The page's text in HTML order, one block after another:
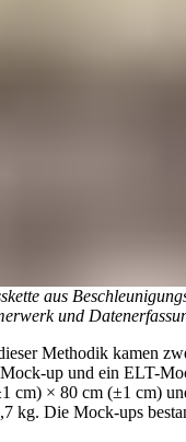
aus
und
Methodik kamen
up und ein ELT-
cm) × 80 cm (±1 cm)
kg. Die Mock-ups